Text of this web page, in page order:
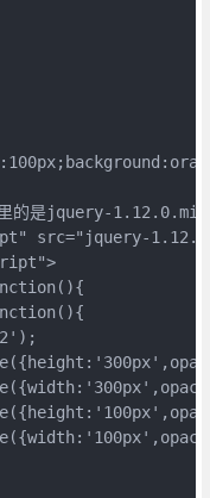
的是jquery-
src="jquery-